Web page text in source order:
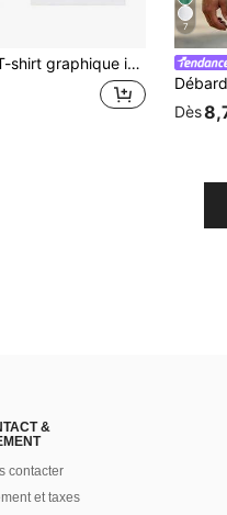
imprimé album Certified Lover Boy du rappeur Drake, t-shirt de mode hip-hop unisexe, t-shirt oversize 100% coton pour hommes
7
Dès
&
contacter
et taxes